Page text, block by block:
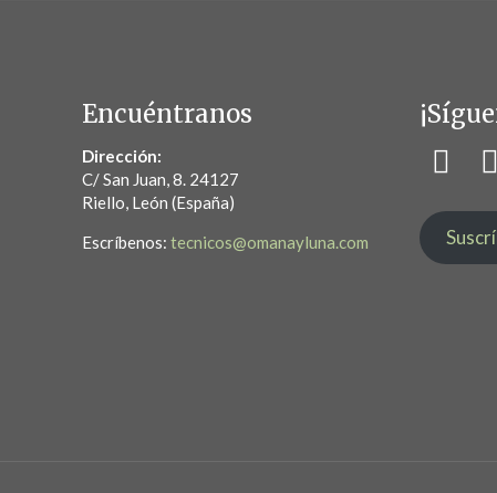
Encuéntranos
Dirección:
C/ San Juan, 8. 24127
Riello, León (España)
Escríbenos: tecnicos@omanayluna.com